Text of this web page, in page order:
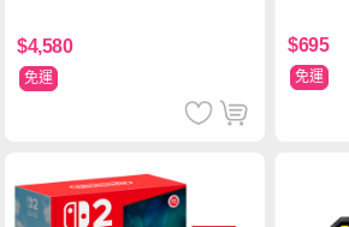
$4,580
免運
$695
免運